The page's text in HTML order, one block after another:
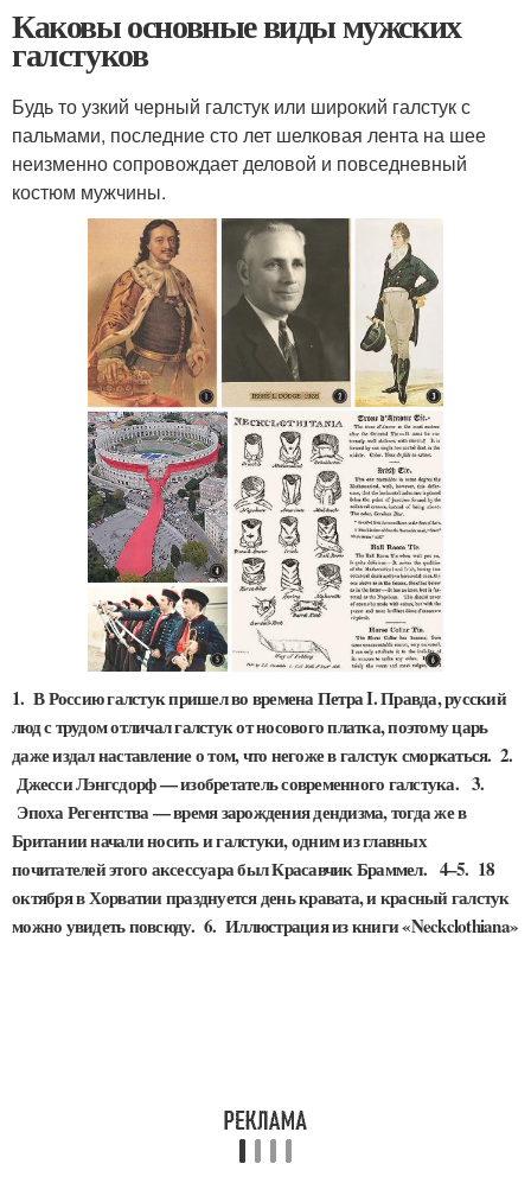
Каковы основные виды мужских
галстуков
Будь то узкий черный галстук или широкий галстук с
пальмами, последние сто лет шелковая лента на шее
неизменно сопровождает деловой и повседневный
костюм мужчины.
1. В Россию галстук пришел во времена Петра I. Правда, русский
люд с трудом отличал галстук от носового платка, поэтому царь
даже издал наставление о том, что негоже в галстук сморкаться. 2.
Джесси Лэнгсдорф — изобретатель современного галстука. 3.
Эпоха Регентства — время зарождения дендизма, тогда же в
Британии начали носить и галстуки, одним из главных
почитателей этого аксессуара был Красавчик Браммел. 4–5. 18
октября в Хорватии празднуется день кравата, и красный галстук
можно увидеть повсюду. 6. Иллюстрация из книги «Neckclothiana»